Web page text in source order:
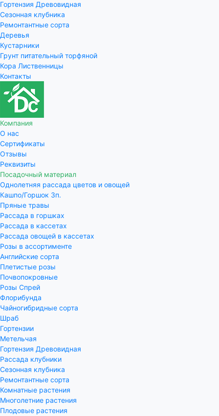
Гортензия Древовидная
Сезонная клубника
Ремонтантные сорта
Деревья
Кустарники
Грунт питательный торфяной
Кора Лиственницы
Контакты
Компания
О нас
Сертификаты
Отзывы
Реквизиты
Посадочный материал
Однолетняя рассада цветов и овощей
Кашпо/Горшок 3п.
Пряные травы
Рассада в горшках
Рассада в кассетах
Рассада овощей в кассетах
Розы в ассортименте
Английские сорта
Плетистые розы
Почвопокровные
Розы Спрей
Флорибунда
Чайногибридные сорта
Шраб
Гортензии
Метельчая
Гортензия Древовидная
Рассада клубники
Сезонная клубника
Ремонтантные сорта
Комнатные растения
Многолетние растения
Плодовые растения